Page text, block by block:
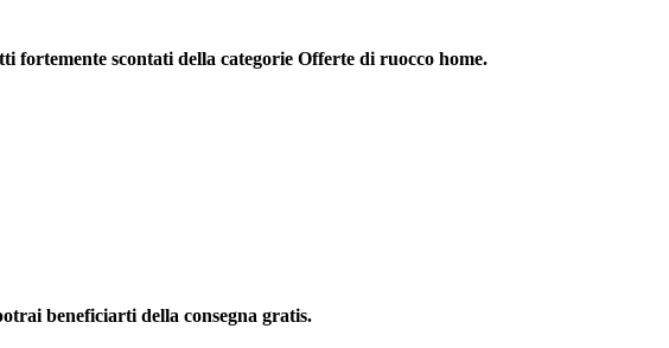
scontati della categorie Offerte di ruocco home.
beneficiarti della consegna gratis.